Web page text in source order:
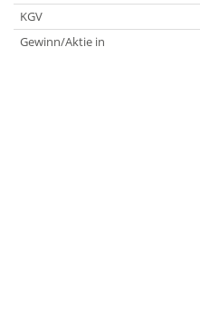
KGV
Gewinn/Aktie in